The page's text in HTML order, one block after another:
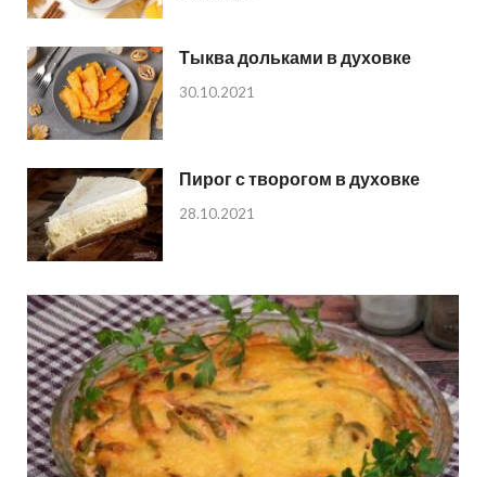
Тыква дольками в духовке
30.10.2021
Пирог с творогом в духовке
28.10.2021